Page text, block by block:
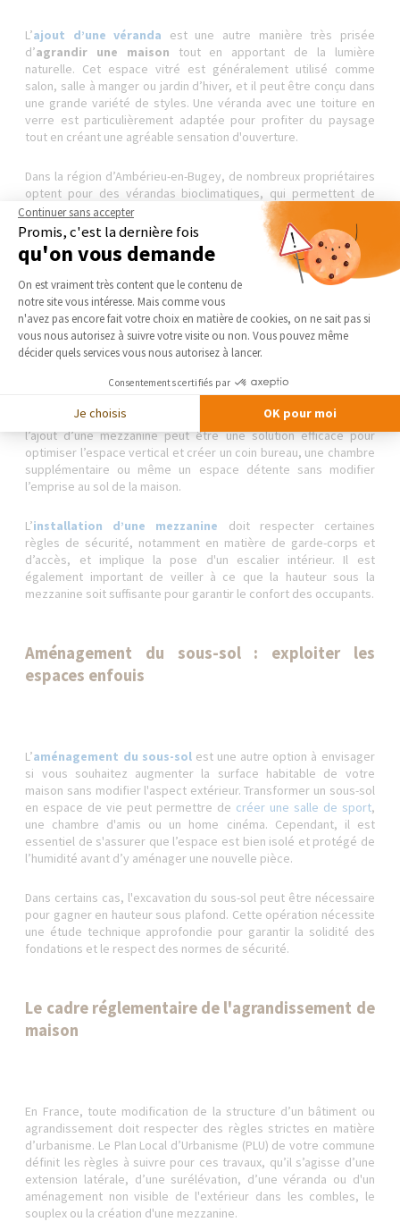
L’ajout d’une véranda est une autre manière très prisée
d’agrandir une maison tout en apportant de la lumière
naturelle. Cet espace vitré est généralement utilisé comme
salon, salle à manger ou jardin d’hiver, et il peut être conçu dans
une grande variété de styles. Une véranda avec une toiture en
verre est particulièrement adaptée pour profiter du paysage
tout en créant une agréable sensation d'ouverture.
Dans la région d’Ambérieu-en-Bugey, de nombreux propriétaires
optent pour des vérandas bioclimatiques, qui permettent de
bénéficier d’un confort thermique optimal tout en minimisant la
consommation d’énergie. Une attention particulière doit
toutefois être portée à l'isolation thermique pour éviter les
ponts thermiques et maintenir une température agréable tout au
long de l'année.
Mezzanine : exploiter la hauteur sous plafond
Si votre maison possède une grande hauteur sous plafond,
l’ajout d’une mezzanine peut être une solution efficace pour
optimiser l’espace vertical et créer un coin bureau, une chambre
supplémentaire ou même un espace détente sans modifier
l’emprise au sol de la maison.
L’installation d’une mezzanine doit respecter certaines
règles de sécurité, notamment en matière de garde-corps et
d’accès, et implique la pose d'un escalier intérieur. Il est
également important de veiller à ce que la hauteur sous la
mezzanine soit suffisante pour garantir le confort des occupants.
Aménagement du sous-sol : exploiter les
espaces enfouis
L’aménagement du sous-solest une autre option à envisager
si vous souhaitez augmenter la surface habitable de votre
maison sans modifier l'aspect extérieur. Transformer un sous-sol
en espace de vie peut permettre de créer une salle de sport,
une chambre d'amis ou un home cinéma. Cependant, il est
essentiel de s'assurer que l’espace est bien isolé et protégé de
l’humidité avant d’y aménager une nouvelle pièce.
Dans certains cas, l'excavation du sous-sol peut être nécessaire
pour gagner en hauteur sous plafond. Cette opération nécessite
une étude technique approfondie pour garantir la solidité des
fondations et le respect des normes de sécurité.
Le cadre réglementaire de l'agrandissement de
maison
En France, toute modification de la structure d’un bâtiment ou
agrandissement doit respecter des règles strictes en matière
d’urbanisme. Le Plan Local d’Urbanisme (PLU) de votre commune
définit les règles à suivre pour ces travaux, qu’il s’agisse d’une
extension latérale, d’une surélévation, d’une véranda ou d'un
aménagement non visible de l'extérieur dans les combles, le
souplex ou la création d'une mezzanine.
Continuer sans accepter
Promis, c'est la dernière fois
qu'on vous demande
Plateforme de Gestion du
On est vraiment très content que le contenu de
notre site vous intéresse. Mais comme vous
n'avez pas encore fait votre choix en matière de cookies, on ne sait pas si
vous nous autorisez à suivre votre visite ou non. Vous pouvez même
décider quels services vous nous autorisez à lancer.
Consentements certifiés par
Je choisis OK pour moi
Axeptio consent